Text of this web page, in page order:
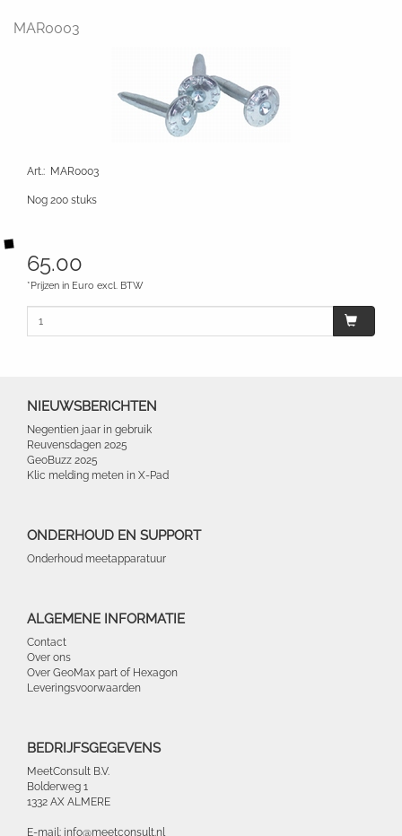
MAR0003
Art.: MAR0003
Nog 200 stuks
65.00
*Prijzen in Euro excl. BTW
NIEUWSBERICHTEN
Negentien jaar in gebruik
Reuvensdagen 2025
GeoBuzz 2025
Klic melding meten in X-Pad
ONDERHOUD EN SUPPORT
Onderhoud meetapparatuur
ALGEMENE INFORMATIE
Contact
Over ons
Over GeoMax part of Hexagon
Leveringsvoorwaarden
BEDRIJFSGEGEVENS
MeetConsult B.V.
Bolderweg 1
1332 AX ALMERE
E-mail: info@meetconsult.nl